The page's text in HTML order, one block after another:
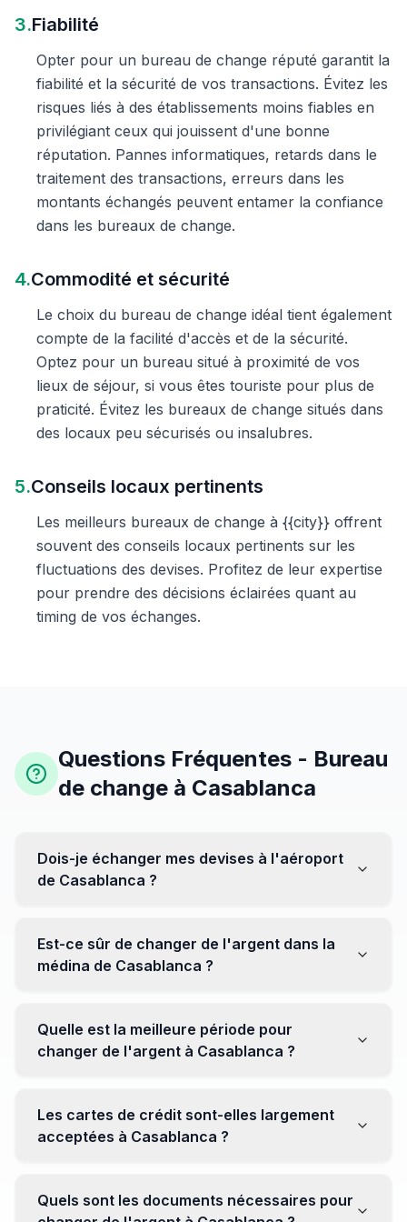
3.Fiabilité
Opter pour un bureau de change réputé garantit la
fiabilité et la sécurité de vos transactions. Évitez les
risques liés à des établissements moins fiables en
privilégiant ceux qui jouissent d'une bonne
réputation. Pannes informatiques, retards dans le
traitement des transactions, erreurs dans les
montants échangés peuvent entamer la confiance
dans les bureaux de change.
4.Commodité et sécurité
Le choix du bureau de change idéal tient également
compte de la facilité d'accès et de la sécurité.
Optez pour un bureau situé à proximité de vos
lieux de séjour, si vous êtes touriste pour plus de
praticité. Évitez les bureaux de change situés dans
des locaux peu sécurisés ou insalubres.
5.Conseils locaux pertinents
Les meilleurs bureaux de change à {{city}} offrent
souvent des conseils locaux pertinents sur les
fluctuations des devises. Profitez de leur expertise
pour prendre des décisions éclairées quant au
timing de vos échanges.
Questions Fréquentes - Bureau
de change à Casablanca
Dois-je échanger mes devises à l'aéroport
de Casablanca ?
être moins avantageux. Orientez-vous plutôt vers les
bureaux de change en ville pour obtenir de meilleurs
Est-ce sûr de changer de l'argent dans la
médina de Casablanca ?
établissements réputés pour éviter les surprises.
Quelle est la meilleure période pour
changer de l'argent à Casablanca ?
soyez attentif aux fluctuations pour maximiser la valeur
de vos devises.
Les cartes de crédit sont-elles largement
acceptées à Casablanca ?
Cependant, avoir un peu de monnaie locale peut être
Quels sont les documents nécessaires pour